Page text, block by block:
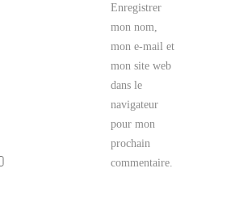
Enregistrer
mon nom,
mon e-mail et
mon site web
dans le
navigateur
pour mon
prochain
commentaire.